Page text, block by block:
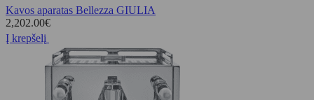
Kavos aparatas Bellezza GIULIA
2,202.00€
Į krepšelį